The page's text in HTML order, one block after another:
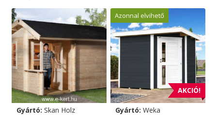
Gyártó: Skan Holz
AKCIÓ!
Azonnal elvihető
Gyártó: Weka